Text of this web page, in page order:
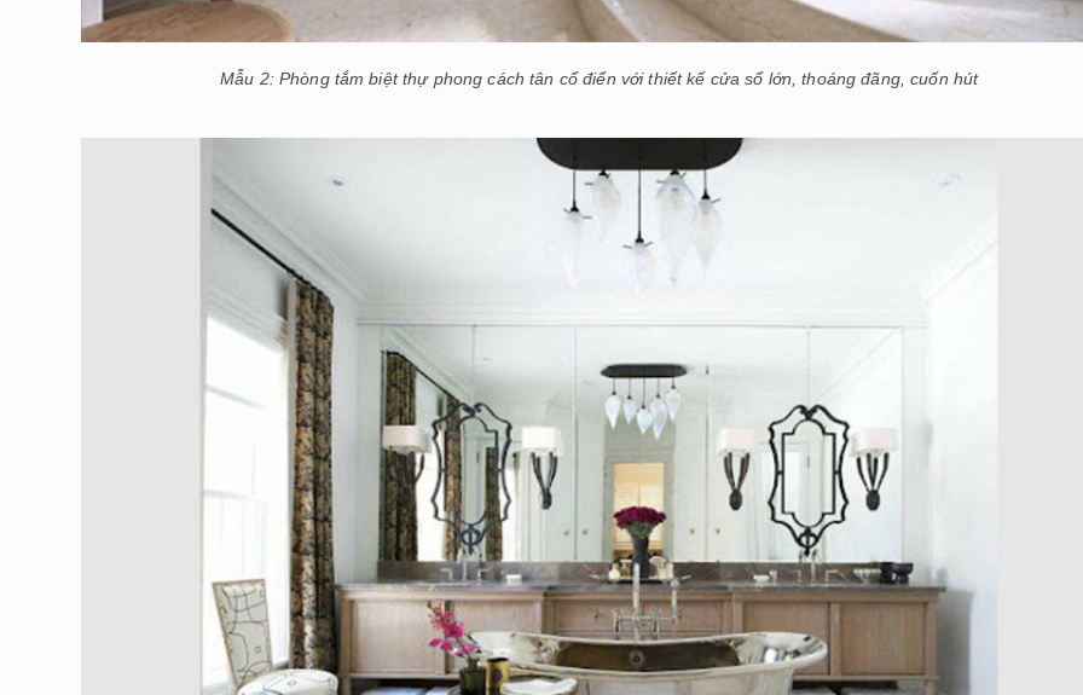
Mẫu 2: Phòng tắm biệt thự phong cách tân cổ điển với thiết kế cửa sổ lớn, thoáng đãng, cuốn hút